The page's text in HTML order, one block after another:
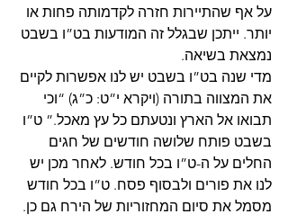
על אף שהתיירות חזרה לקדמותה פחות או
יותר. ייתכן שבגלל זה המודעות בט”ו בשבט
נמצאת בשיאה.
מדי שנה בט”ו בשבט יש לנו אפשרות לקיים
את המצווה בתורה (ויקרא י”ט: כ”ג) “וכי
תבואו אל הארץ ונטעתם כל עץ מאכל.” ט”ו
בשבט פותח שלושה חודשים של חגים
החלים על ה-ט”ו בכל חודש. לאחר מכן יש
לנו את פורים ולבסוף פסח. ט”ו בכל חודש
מסמל את סיום המחזוריות של הירח גם כן.